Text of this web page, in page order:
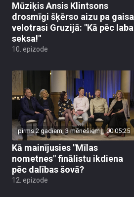
Mūziķis Ansis Klintsons
drosmīgi šķērso aizu pa gaisa
velotrasi Gruzijā: "Kā pēc laba
seksa!"
10. epizode
pirms 2 gadiem, 3 mēnešiem 00:05:25
Kā mainījusies "Mīlas
nometnes" finālistu ikdiena
pēc dalības šovā?
12. epizode